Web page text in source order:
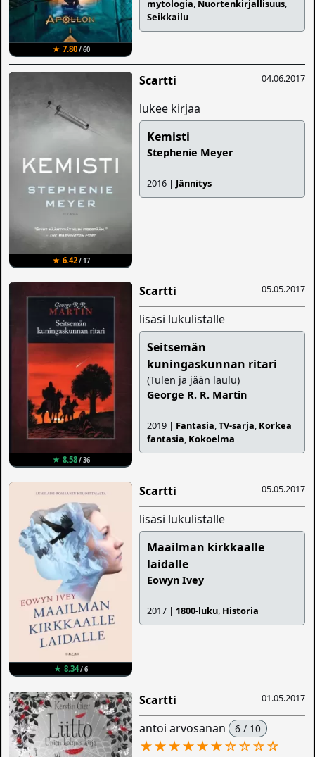
★ 7.80/ 60
mytologia, Nuortenkirjallisuus,
Seikkailu
★ 6.42/ 17
04.06.2017
Scartti
lukee kirjaa
Kemisti
Stephenie Meyer
2016 | Jännitys
★ 8.58/ 36
05.05.2017
Scartti
lisäsi lukulistalle
Seitsemän
kuningaskunnan ritari
(Tulen ja jään laulu)
George R. R. Martin
2019 | Fantasia,TV-sarja, Korkea
fantasia, Kokoelma
★ 8.34/ 6
05.05.2017
Scartti
lisäsi lukulistalle
Maailman kirkkaalle
laidalle
Eowyn Ivey
2017 | 1800-luku, Historia
01.05.2017
Scartti
antoi arvosanan 6 / 10
★★★★★★☆☆☆☆